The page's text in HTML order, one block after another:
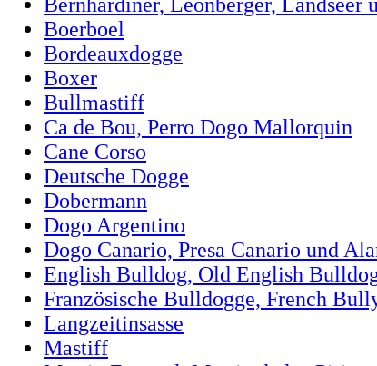
Boerboel
Bordeauxdogge
Boxer
Bullmastiff
Ca de Bou, Perro Dogo Mallorquin
Cane Corso
Deutsche Dogge
Dobermann
Dogo Argentino
Dogo Canario, Presa Canario und
English Bulldog, Old English
Französische Bulldogge, French
Langzeitinsasse
Mastiff